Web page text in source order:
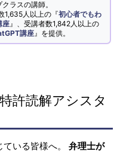
ラスの講師。
1,635人以上の『初心者でもわ
座 』、受講者数1,842人以上の
講座 』を提供。
許読解アシスタ
ている皆様へ。 弁理士が